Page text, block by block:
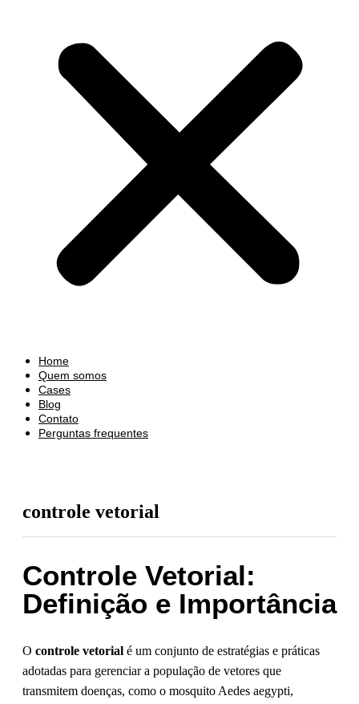
Home
Quem somos
Cases
Blog
Contato
Perguntas frequentes
controle vetorial
Controle Vetorial:
Definição e Importância
O controle vetorial é um conjunto de estratégias e práticas
adotadas para gerenciar a população de vetores que
transmitem doenças, como o mosquito Aedes aegypti,